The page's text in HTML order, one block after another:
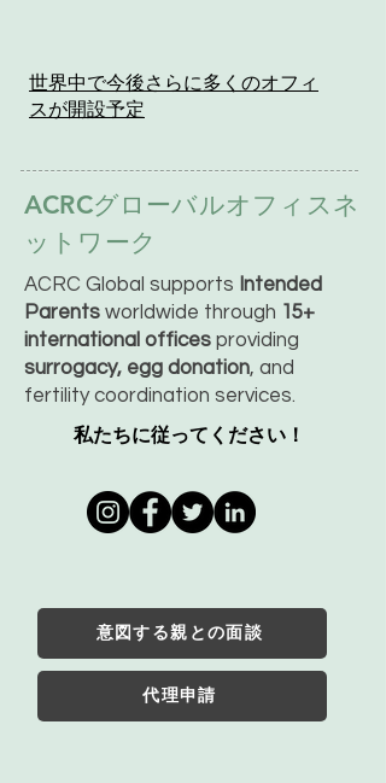
世界中で今後さらに多くのオフィ
スが開設予定
ACRCグローバルオフィスネ
ットワーク
ACRC Global supports Intended
Parents worldwide through 15+
international offices providing
surrogacy, egg donation, and
fertility coordination services.
私たちに従ってください！
意図する親との面談
代理申請